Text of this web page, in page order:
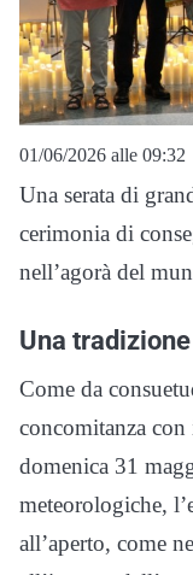
01/06/2026 alle 09:32
Una serata di
cerimonia di
nell’agorà del
Una
Come da
concomitanza
domenica 31
meteorologiche,
all’aperto, come